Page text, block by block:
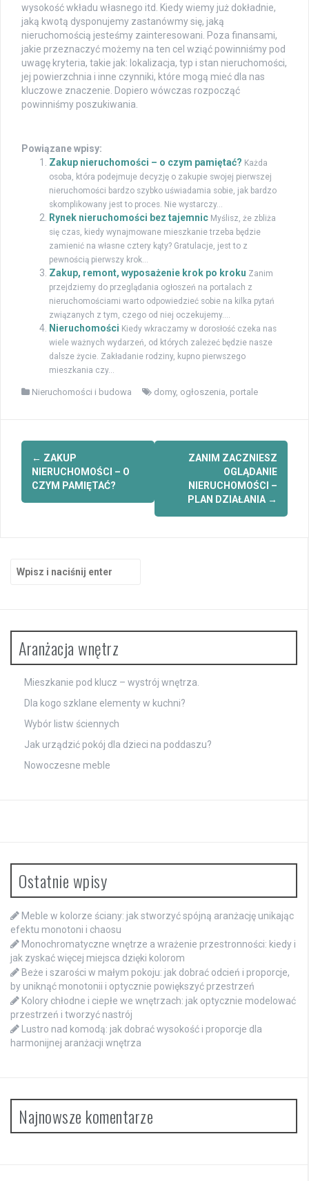
wysokość wkładu własnego itd. Kiedy wiemy już dokładnie,
jaką kwotą dysponujemy zastanówmy się, jaką
nieruchomością jesteśmy zainteresowani. Poza finansami,
jakie przeznaczyć możemy na ten cel wziąć powinniśmy pod
uwagę kryteria, takie jak: lokalizacja, typ i stan nieruchomości,
jej powierzchnia i inne czynniki, które mogą mieć dla nas
kluczowe znaczenie. Dopiero wówczas rozpocząć
powinniśmy poszukiwania.
Powiązane wpisy:
Zakup nieruchomości – o czym pamiętać? Każda
osoba, która podejmuje decyzję o zakupie swojej pierwszej
nieruchomości bardzo szybko uświadamia sobie, jak bardzo
skomplikowany jest to proces. Nie wystarczy...
Rynek nieruchomości bez tajemnic Myślisz, że zbliża
się czas, kiedy wynajmowane mieszkanie trzeba będzie
zamienić na własne cztery kąty? Gratulacje, jest to z
pewnością pierwszy krok...
Zakup, remont, wyposażenie krok po kroku Zanim
przejdziemy do przeglądania ogłoszeń na portalach z
nieruchomościami warto odpowiedzieć sobie na kilka pytań
związanych z tym, czego od niej oczekujemy....
Nieruchomości Kiedy wkraczamy w dorosłość czeka nas
wiele ważnych wydarzeń, od których zależeć będzie nasze
dalsze życie. Zakładanie rodziny, kupno pierwszego
mieszkania czy...
Nieruchomości i budowa domy, ogłoszenia portale
Zobacz
wpisy
← ZAKUP
NIERUCHOMOŚCI – O
CZYM PAMIĘTAĆ?
ZANIM ZACZNIESZ
OGLĄDANIE
NIERUCHOMOŚCI –
PLAN DZIAŁANIA →
Aranżacja wnętrz
Mieszkanie pod klucz – wystrój wnętrza.
Dla kogo szklane elementy w kuchni?
Wybór listw ściennych
Jak urządzić pokój dla dzieci na poddaszu?
Nowoczesne meble
Ostatnie wpisy
Meble w kolorze ściany: jak stworzyć spójną aranżację unikając
efektu monotoni i chaosu
Monochromatyczne wnętrze a wrażenie przestronności: kiedy i
jak zyskać więcej miejsca dzięki kolorom
Beże i szarości w małym pokoju: jak dobrać odcień i proporcje,
by uniknąć monotonii i optycznie powiększyć przestrzeń
Kolory chłodne i ciepłe we wnętrzach: jak optycznie modelować
przestrzeń i tworzyć nastrój
Lustro nad komodą: jak dobrać wysokość i proporcje dla
harmonijnej aranżacji wnętrza
Najnowsze komentarze